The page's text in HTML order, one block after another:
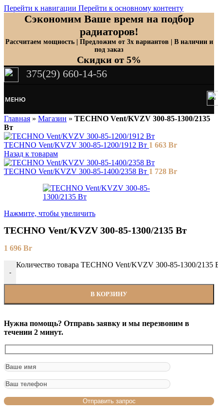
Перейти к навигации Перейти к основному контенту
Сэкономим Ваше время на подбор
радиаторов!
Рассчитаем мощность | Предложим от 3х вариантов | В наличии и
под заказ
Скидки от 5%
375(29) 660-14-56
МЕНЮ
Главная » Магазин » TECHNO Vent/KVZV 300-85-1300/2135
Вт
TECHNO Vent/KVZV 300-85-1200/1912 Вт 1 663 Br
Назад к товарам
TECHNO Vent/KVZV 300-85-1400/2358 Вт 1 728 Br
Нажмите, чтобы увеличить
TECHNO Vent/KVZV 300-85-1300/2135 Вт
1 696 Br
-
Количество товара TECHNO Vent/KVZV 300-85-1300/2135
В КОРЗИНУ
Нужна помощь? Отправь заявку и мы перезвоним в
течении 2 минут.